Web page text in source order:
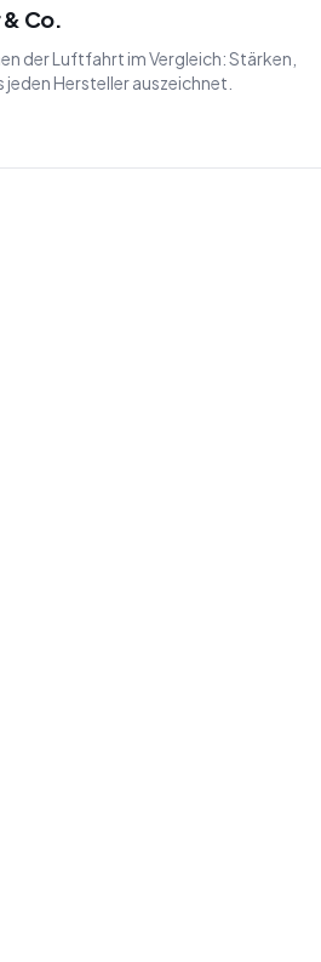
Co.
der Luftfahrt im Vergleich: Stärken,
jeden Hersteller auszeichnet.